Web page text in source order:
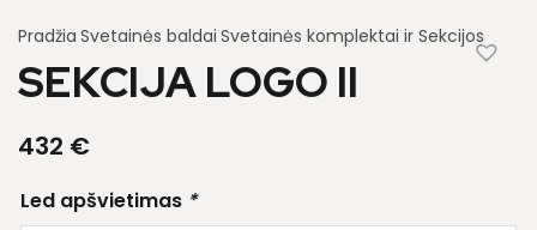
Pradžia Svetainės baldai Svetainės komplektai ir Sekcijos
SEKCIJA LOGO II
432 €
Led apšvietimas *